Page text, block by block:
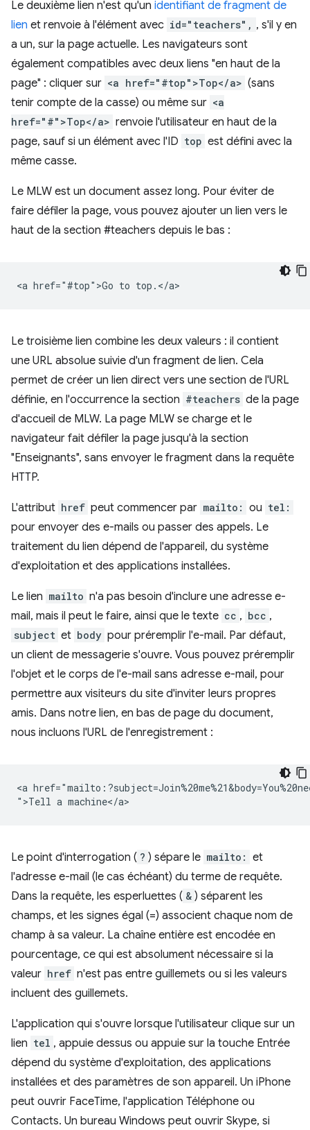
Le deuxième lien n'est qu'un identifiant de fragment de
lien et renvoie à l'élément avec id="teachers", , s'il y en
a un, sur la page actuelle. Les navigateurs sont
également compatibles avec deux liens "en haut de la
page" : cliquer sur <a href="#top">Top</a> (sans
tenir compte de la casse) ou même sur <a
href="#">Top</a> renvoie l'utilisateur en haut de la
page, sauf si un élément avec l'ID top est défini avec la
même casse.
Le MLW est un document assez long. Pour éviter de
faire défiler la page, vous pouvez ajouter un lien vers le
haut de la section #teachers depuis le bas :
Le troisième lien combine les deux valeurs : il contient
une URL absolue suivie d'un fragment de lien. Cela
permet de créer un lien direct vers une section de l'URL
définie, en l'occurrence la section #teachers de la page
d'accueil de MLW. La page MLW se charge et le
navigateur fait défiler la page jusqu'à la section
"Enseignants", sans envoyer le fragment dans la requête
HTTP.
L'attribut href peut commencer par mailto: ou tel:
pour envoyer des e-mails ou passer des appels. Le
traitement du lien dépend de l'appareil, du système
d'exploitation et des applications installées.
Le lien mailto n'a pas besoin d'inclure une adresse e-
mail, mais il peut le faire, ainsi que le texte cc , bcc ,
subject et body pour préremplir l'e-mail. Par défaut,
un client de messagerie s'ouvre. Vous pouvez préremplir
l'objet et le corps de l'e-mail sans adresse e-mail, pour
permettre aux visiteurs du site d'inviter leurs propres
amis. Dans notre lien, en bas de page du document,
nous incluons l'URL de l'enregistrement :
<a
Le point d'interrogation ( ? ) sépare le mailto: et
l'adresse e-mail (le cas échéant) du terme de requête.
Dans la requête, les esperluettes ( & ) séparent les
champs, et les signes égal (=) associent chaque nom de
champ à sa valeur. La chaîne entière est encodée en
pourcentage, ce qui est absolument nécessaire si la
valeur href n'est pas entre guillemets ou si les valeurs
incluent des guillemets.
L'application qui s'ouvre lorsque l'utilisateur clique sur un
lien tel , appuie dessus ou appuie sur la touche Entrée
dépend du système d'exploitation, des applications
installées et des paramètres de son appareil. Un iPhone
peut ouvrir FaceTime, l'application Téléphone ou
Contacts. Un bureau Windows peut ouvrir Skype, si